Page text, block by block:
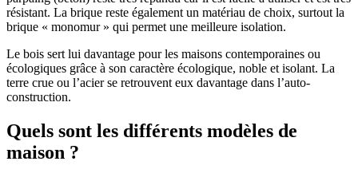
résistant. La brique reste également un matériau de choix, surtout la
brique « monomur » qui permet une meilleure isolation.
Le bois sert lui davantage pour les maisons contemporaines ou
écologiques grâce à son caractère écologique, noble et isolant. La
terre crue ou l’acier se retrouvent eux davantage dans l’auto-
construction.
Quels sont les différents modèles de
maison ?